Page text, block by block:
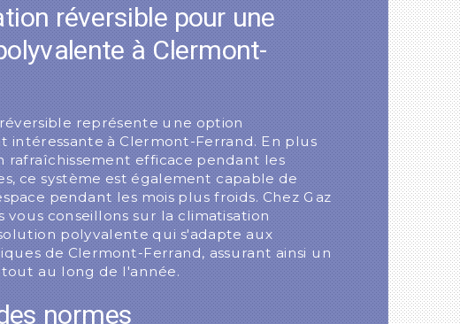
réversible pour une
à Clermont-
représente une option
intéressante à Clermont-Ferrand. En plus
rafraîchissement efficace pendant les
ce système est également capable de
pendant les mois plus froids. Chez Gaz
vous conseillons sur la climatisation
polyvalente qui s'adapte aux
de Clermont-Ferrand, assurant ainsi un
au long de l'année.
normes